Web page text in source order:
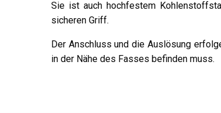
Sie ist auch hochfestem
sicheren Griff.
Der Anschluss und die Auslösung
in der Nähe des Fasses befinden muss.